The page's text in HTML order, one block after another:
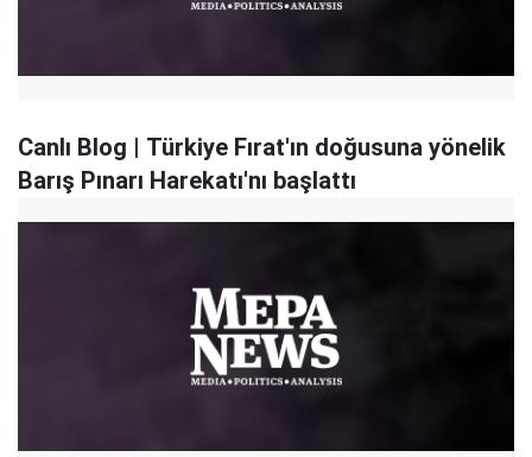
Canlı Blog | Türkiye Fırat'ın doğusuna yönelik
Barış Pınarı Harekatı'nı başlattı